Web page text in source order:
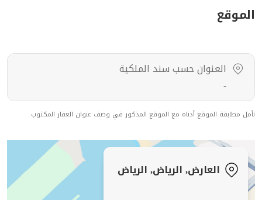
-------
الموقع
العنوان حسب سند الملكية
-
نأمل مطابقة الموقع أدناه مع الموقع المذكور في وصف عنوان العقار المكتوب
العارض, الرياض, الرياض